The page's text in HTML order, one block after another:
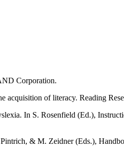
Corporation.
acquisition of literacy. Reading
In S. Rosenfield (Ed.),
& M. Zeidner (Eds.),